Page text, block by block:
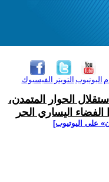
الفيسبوك التويتر اليوتيوب
الحوار المتمدن،
اليساري الحر
على اليوتيوب]